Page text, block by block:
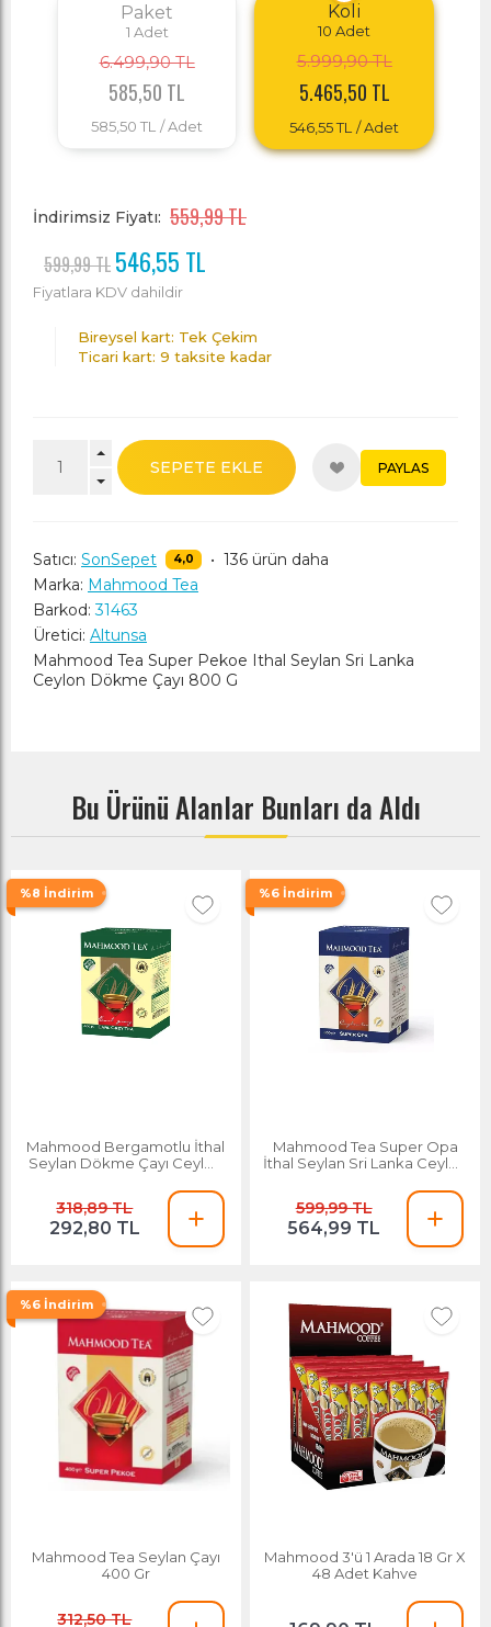
Paket
1 Adet
6.499,90 TL
585,50 TL
585,50 TL / Adet
Koli
10 Adet
5.999,90 TL
5.465,50 TL
546,55 TL / Adet
İndirimsiz Fiyatı: 559,99 TL
599,99 TL 546,55 TL
Fiyatlara KDV dahildir
Bireysel kart: Tek Çekim
Ticari kart: 9 taksite kadar
SEPETE EKLE PAYLAS
Satıcı: SonSepet 4,0 • 136 ürün daha
Marka: Mahmood Tea
Barkod: 31463
Üretici: Altunsa
Mahmood Tea Super Pekoe Ithal Seylan Sri Lanka
Ceylon Dökme Çayı 800 G
Bu Ürünü Alanlar Bunları da Aldı
%8 İndirim
Mahmood Bergamotlu İthal
Seylan Dökme Çayı Ceylon
318,89 TL
292,80 TL
%6 İndirim
Mahmood Tea Super Opa
İthal Seylan Sri Lanka Ceylon
599,99 TL
564,99 TL
%6 İndirim
Mahmood Tea Seylan Çayı
400 Gr
312,50 TL
Mahmood 3'ü 1 Arada 18 Gr X
48 Adet Kahve